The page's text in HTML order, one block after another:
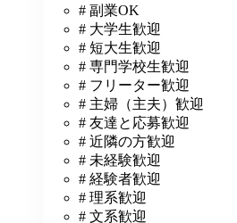
# 副業OK
# 大学生歓迎
# 短大生歓迎
# 専門学校生歓迎
# フリーター歓迎
# 主婦（主夫）歓迎
# 友達と応募歓迎
# 近隣の方歓迎
# 未経験歓迎
# 経験者歓迎
# 理系歓迎
# 文系歓迎